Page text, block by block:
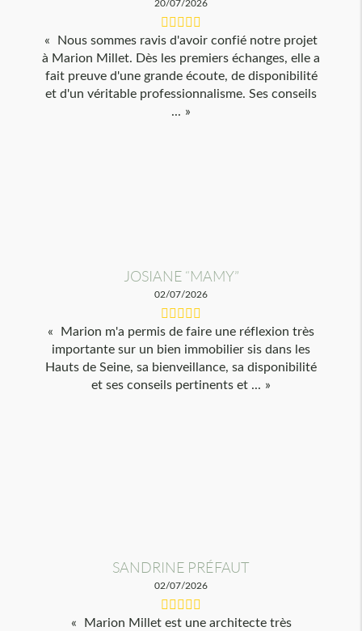
20/07/2026
Nous sommes ravis d'avoir confié notre projet
à Marion Millet. Dès les premiers échanges, elle a
fait preuve d'une grande écoute, de disponibilité
et d'un véritable professionnalisme. Ses conseils
...
JOSIANE “MAMY”
02/07/2026
Marion m'a permis de faire une réflexion très
importante sur un bien immobilier sis dans les
Hauts de Seine, sa bienveillance, sa disponibilité
et ses conseils pertinents et ...
SANDRINE PRÉFAUT
02/07/2026
Marion Millet est une architecte très